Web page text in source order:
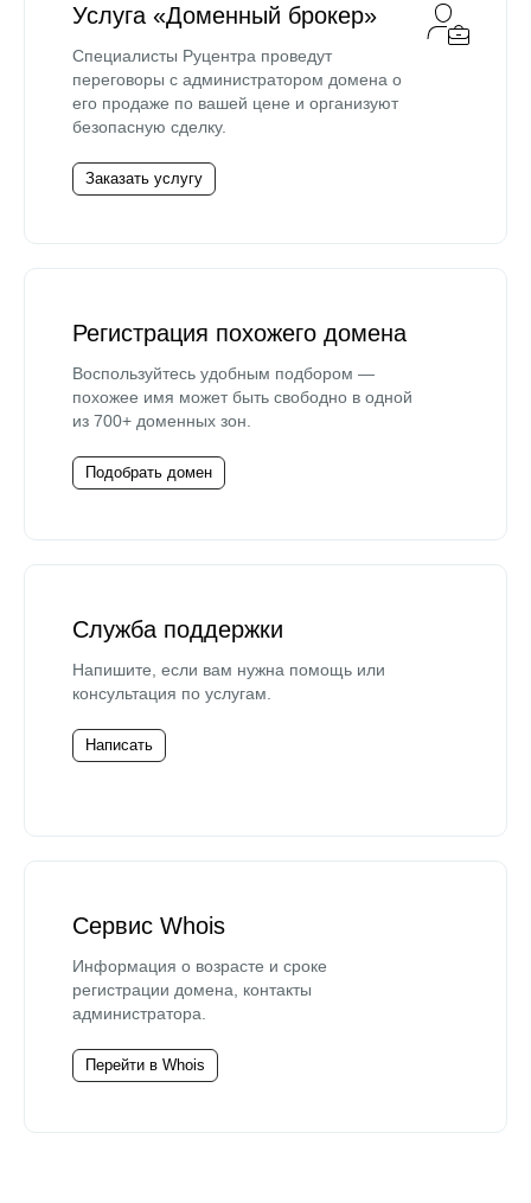
Услуга «Доменный брокер»
Специалисты Руцентра проведут
переговоры с администратором домена о
его продаже по вашей цене и организуют
безопасную сделку.
Заказать услугу
Регистрация похожего домена
Воспользуйтесь удобным подбором —
похожее имя может быть свободно в одной
из 700+ доменных зон.
Подобрать домен
Служба поддержки
Напишите, если вам нужна помощь или
консультация по услугам.
Написать
Сервис Whois
Информация о возрасте и сроке
регистрации домена, контакты
администратора.
Перейти в Whois